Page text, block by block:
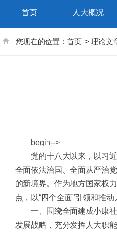
首页 人大概况
您现在的位置： 首页 > 理论文
begin-->
党的十八大以来，以习
全面依法治国、全面从严治
的新境界。作为地方国家权
点，以“四个全面”引领和推动
一、围绕全面建成小康
发展战略，充分发挥人大职